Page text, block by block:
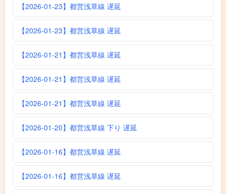
【2026-01-23】都営浅草線 遅延
【2026-01-23】都営浅草線 遅延
【2026-01-21】都営浅草線 遅延
【2026-01-21】都営浅草線 遅延
【2026-01-21】都営浅草線 遅延
【2026-01-20】都営浅草線 下り 遅延
【2026-01-16】都営浅草線 遅延
【2026-01-16】都営浅草線 遅延